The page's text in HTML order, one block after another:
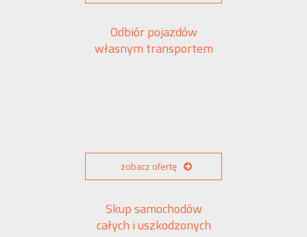
Odbiór pojazdów
własnym transportem
zobacz ofertę
Skup samochodów
całych i uszkodzonych